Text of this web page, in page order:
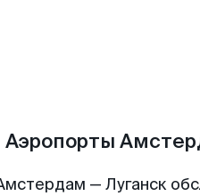
Аэропорты
— Луганск